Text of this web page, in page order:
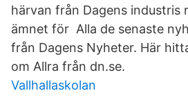
härvan från Dagens industris
ämnet för Alla de senaste
från Dagens Nyheter. Här
om Allra från dn.se.
Vallhallaskolan